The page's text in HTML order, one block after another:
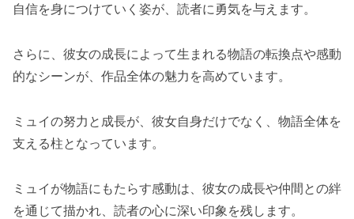
自信を身につけていく姿が、読者に勇気を与えます。
さらに、彼女の成長によって生まれる物語の転換点や感動
的なシーンが、作品全体の魅力を高めています。
ミュイの努力と成長が、彼女自身だけでなく、物語全体を
支える柱となっています。
ミュイが物語にもたらす感動は、彼女の成長や仲間との絆
を通じて描かれ、読者の心に深い印象を残します。